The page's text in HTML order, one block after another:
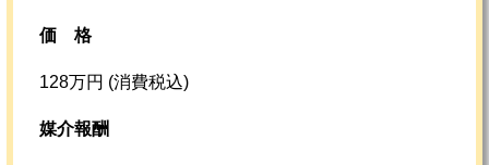
価格
128万円 (消費税込)
媒介報酬